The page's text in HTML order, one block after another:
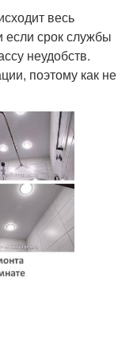
весь
срок службы
неудобств.
поэтому как не